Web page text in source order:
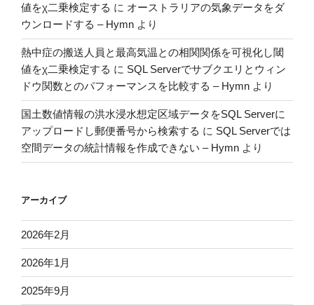
値をχ二乗検定する に オーストラリアの気象データをダ
ウンロードする – Hymn より
熱中症の搬送人員と最高気温との相関関係を可視化し閾
値をχ二乗検定する に SQL Serverでサブクエリとウィン
ドウ関数とのパフォーマンスを比較する – Hymn より
国土数値情報の洪水浸水想定区域データをSQL Serverに
アップロードし郵便番号から検索する に SQL Serverでは
空間データの統計情報を作成できない – Hymn より
アーカイブ
2026年2月
2026年1月
2025年9月